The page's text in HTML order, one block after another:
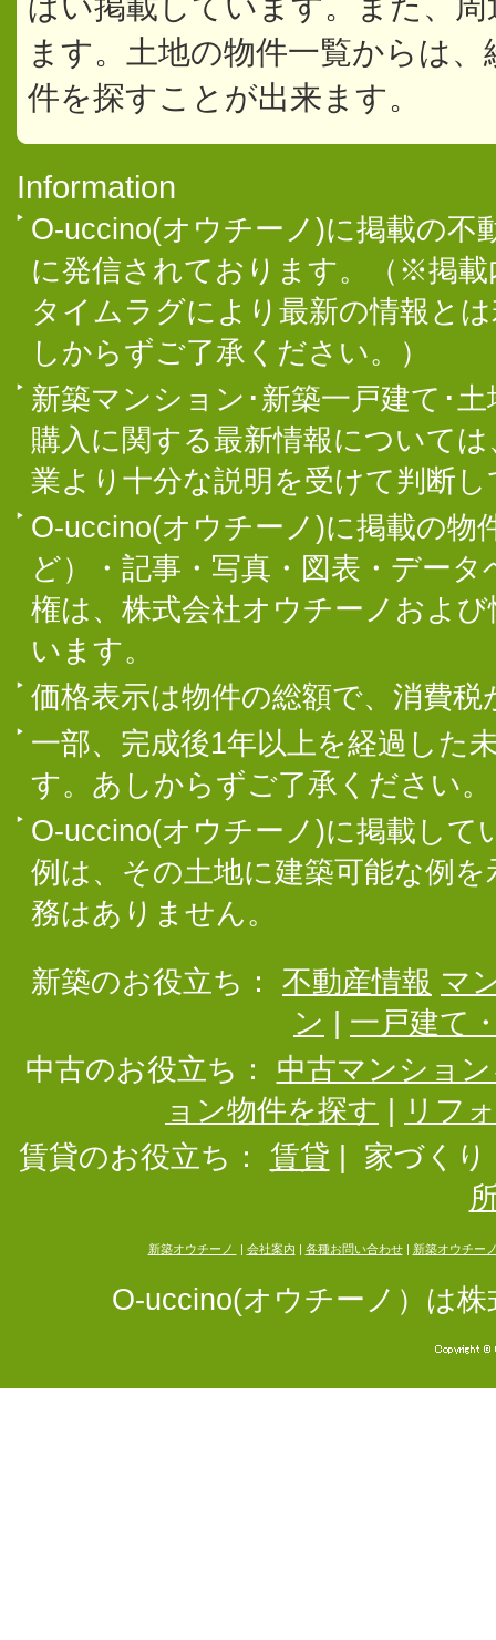
ます。土地の物件一覧からは
件を探すことが出来ます。
Information
O-uccino(オウチーノ)に掲載の不
に発信されております。（※掲
タイムラグにより最新の情報と
しからずご了承ください。）
新築マンション･新築一戸建て･
購入に関する最新情報について
業より十分な説明を受けて判断
O-uccino(オウチーノ)に掲載の物
ど）・記事・写真・図表・デー
権は、株式会社オウチーノおよ
います。
価格表示は物件の総額で、消費
一部、完成後1年以上を経過した
す。あしからずご了承ください。
O-uccino(オウチーノ)に掲載して
例は、その土地に建築可能な例
務はありません。
新築のお役立ち： 不動産情報 マ
ン
一戸建て
中古のお役立ち：
中古マンショ
ョン物件を探す
リフ
賃貸のお役立ち：
賃貸
家づくり
新築オウチーノ 会社案内 各種お問い合わせ| 新築オウチー
O-uccino(オウチーノ）は